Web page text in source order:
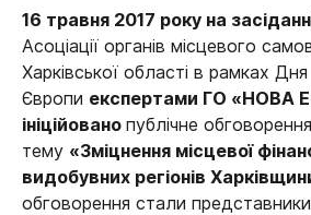
16 травня 2017 року на
Асоціації органів місцевого
Харківської області в рамках Дня
Європи експертами ГО «НОВА
ініційовано публічне
тему «Зміцнення місцевої
видобувних регіонів
обговорення стали